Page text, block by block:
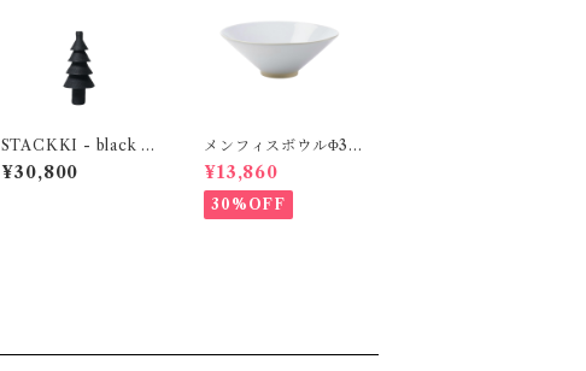
STACKKI - black / s
mall MOBJE
¥30,800
メンフィスボウルΦ32
STILLEBEN
¥13,860
30%OFF